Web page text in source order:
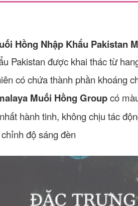
Hồng Nhập Khẩu Pakistan
Pakistan được khai thác từ
có chứa thành phần khoáng
Muối Hồng Groupcó
hành tinh, không chịu tác
độ sáng đèn